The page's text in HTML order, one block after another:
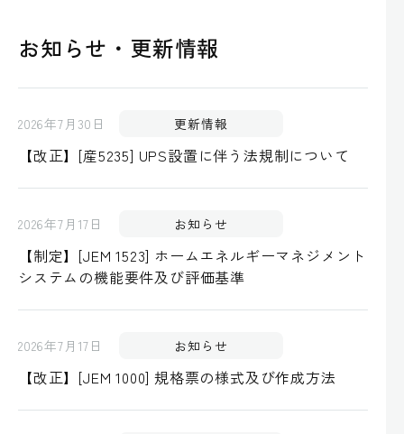
お知らせ・更新情報
2026年7月30日 更新情報
【改正】[産5235] UPS設置に伴う法規制について
2026年7月17日 お知らせ
【制定】[JEM 1523] ホームエネルギーマネジメント
システムの機能要件及び評価基準
2026年7月17日 お知らせ
【改正】[JEM 1000] 規格票の様式及び作成方法